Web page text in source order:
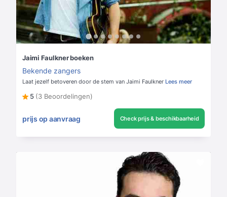
Jaimi Faulkner boeken
Bekende zangers
Laat jezelf betoveren door de stem van Jaimi Faulkner Lees meer
5 (3 Beoordelingen)
prijs op aanvraag Check prijs & beschikbaarheid